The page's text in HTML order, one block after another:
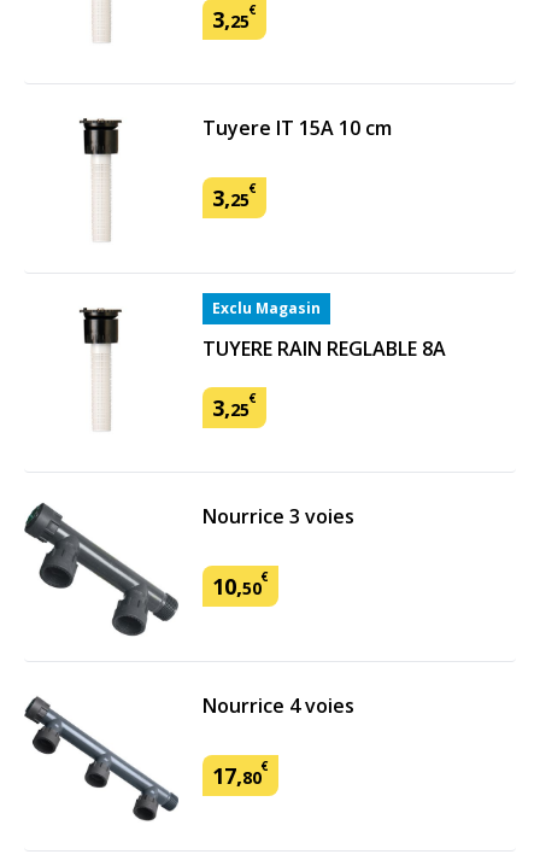
3,25€
Tuyere IT 15A 10 cm
3,25€
Exclu Magasin
TUYERE RAIN REGLABLE 8A
3,25€
Nourrice 3 voies
10,50€
Nourrice 4 voies
17,80€